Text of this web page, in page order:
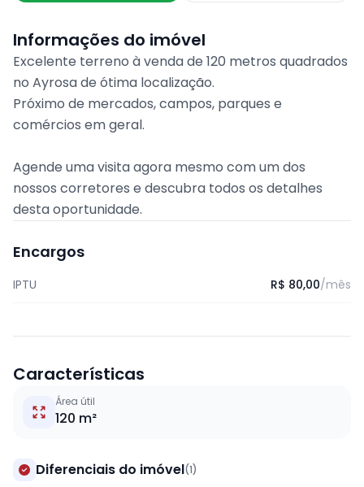
Informações do imóvel
Excelente terreno à venda de 120 metros quadrados
no Ayrosa de ótima localização.
Próximo de mercados, campos, parques e
comércios em geral.
Agende uma visita agora mesmo com um dos
nossos corretores e descubra todos os detalhes
desta oportunidade.
Encargos
IPTU R$ 80,00/mês
Características
Área útil
120 m²
Diferenciais do imóvel(1)